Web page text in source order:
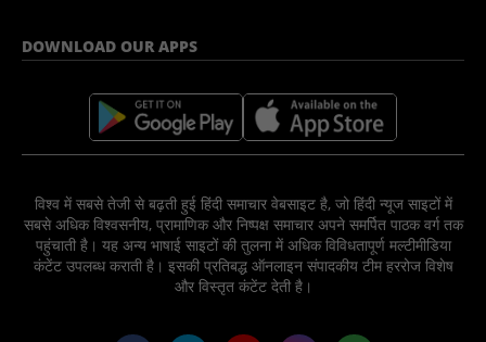
DOWNLOAD OUR APPS
विश्व में सबसे तेजी से बढ़ती हुई हिंदी समाचार वेबसाइट है, जो हिंदी न्यूज साइटों में
सबसे अधिक विश्वसनीय, प्रामाणिक और निष्पक्ष समाचार अपने समर्पित पाठक वर्ग तक
पहुंचाती है। यह अन्य भाषाई साइटों की तुलना में अधिक विविधतापूर्ण मल्टीमीडिया
कंटेंट उपलब्ध कराती है। इसकी प्रतिबद्ध ऑनलाइन संपादकीय टीम हररोज विशेष
और विस्तृत कंटेंट देती है।